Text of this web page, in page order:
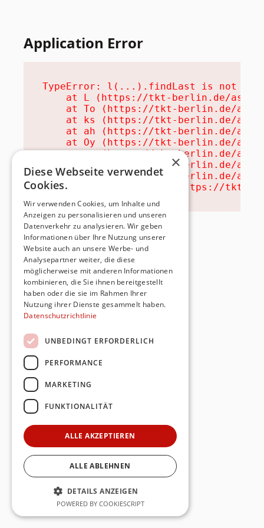
Application Error
TypeError: l(...).findLast is not a
at L (https://tkt-berlin.de/
at To (https://tkt-berlin.de/
at ks (https://tkt-berlin.de/
at ah (https://tkt-berlin.de/
at Oy (https://tkt-berlin.de/
at na (https://tkt-berlin.de/
at th (https://tkt-berlin.de/
at eh (https://tkt-berlin.de/
at MessagePort.ae (https://tkt-
×
Diese Webseite verwendet
Cookies.
Wir verwenden Cookies, um Inhalte und
Anzeigen zu personalisieren und unseren
Datenverkehr zu analysieren. Wir geben
Informationen über Ihre Nutzung unserer
Website auch an unsere Werbe- und
Analysepartner weiter, die diese
möglicherweise mit anderen Informationen
kombinieren, die Sie ihnen bereitgestellt
haben oder die sie im Rahmen Ihrer
Nutzung ihrer Dienste gesammelt haben.
Datenschutzrichtlinie
UNBEDINGT ERFORDERLICH
PERFORMANCE
MARKETING
FUNKTIONALITÄT
ALLE AKZEPTIEREN
ALLE ABLEHNEN
DETAILS ANZEIGEN
POWERED BY COOKIESCRIPT